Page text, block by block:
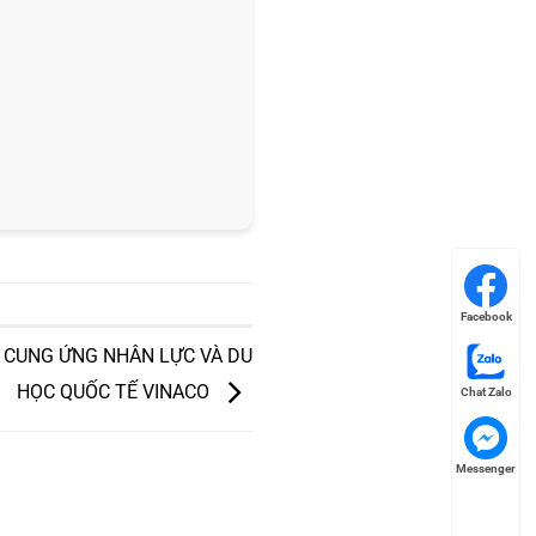
ỨNG NHÂN LỰC VÀ DU
HỌC QUỐC TẾ VINACO
Facebook
Chat Zalo
Messenger